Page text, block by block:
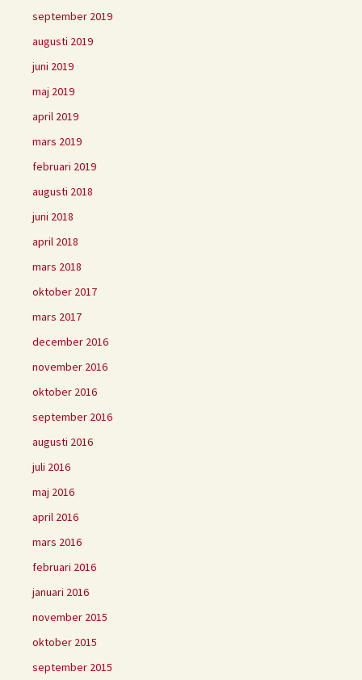
september 2019
augusti 2019
juni 2019
maj 2019
april 2019
mars 2019
februari 2019
augusti 2018
juni 2018
april 2018
mars 2018
oktober 2017
mars 2017
december 2016
november 2016
oktober 2016
september 2016
augusti 2016
juli 2016
maj 2016
april 2016
mars 2016
februari 2016
januari 2016
november 2015
oktober 2015
september 2015